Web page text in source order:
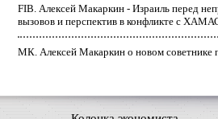
FIB. Алексей Макаркин - Израиль перед
вызовов и перспектив в конфликте с
МК. Алексей Макаркин о новом советнике